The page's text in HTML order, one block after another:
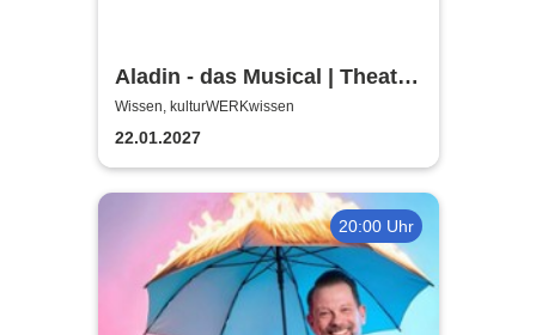
Aladin - das Musical | Theater
Liberi
Wissen, kulturWERKwissen
22.01.2027
20:00 Uhr